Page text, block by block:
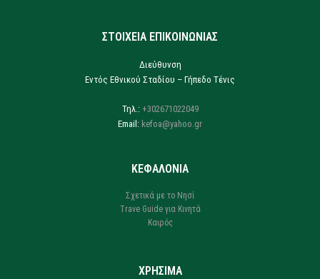
ΣΤΟΙΧΕΙΑ ΕΠΙΚΟΙΝΩΝΙΑΣ
Διεύθυνση
Εντός Εθνικού Σταδίου – Γήπεδο Τένις
Τηλ.: +302671022049
Email: kefoa@yahoo.gr
ΚΕΦΑΛΟΝΙΑ
Σχετικά με το Νησί
Trave Guide για Κινητά
Καιρός
ΧΡΗΣΙΜΑ